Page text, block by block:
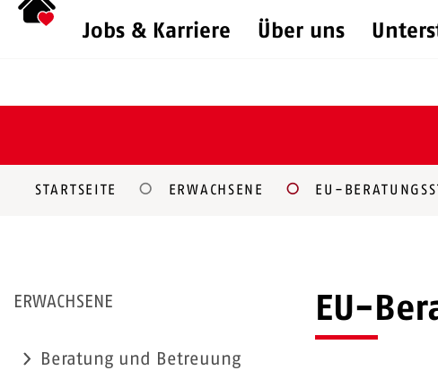
Jobs & Karriere
Über uns
STARTSEITE ERWACHSENE EU-
EU-
ERWACHSENE
Beratung und Betreuung